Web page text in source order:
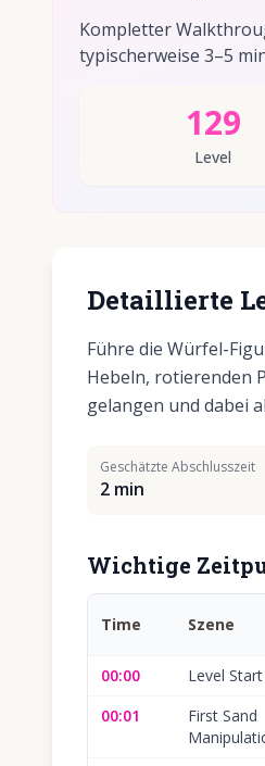
Kompletter
typischerweise 3–5
129
Level
Detaillierte
Führe die Würfel-
Hebeln, rotierenden
gelangen und dabei
Geschätzte Abschlusszeit
2 min
Wichtige
Time Szene
00:00 Level Start
00:01
First Sand